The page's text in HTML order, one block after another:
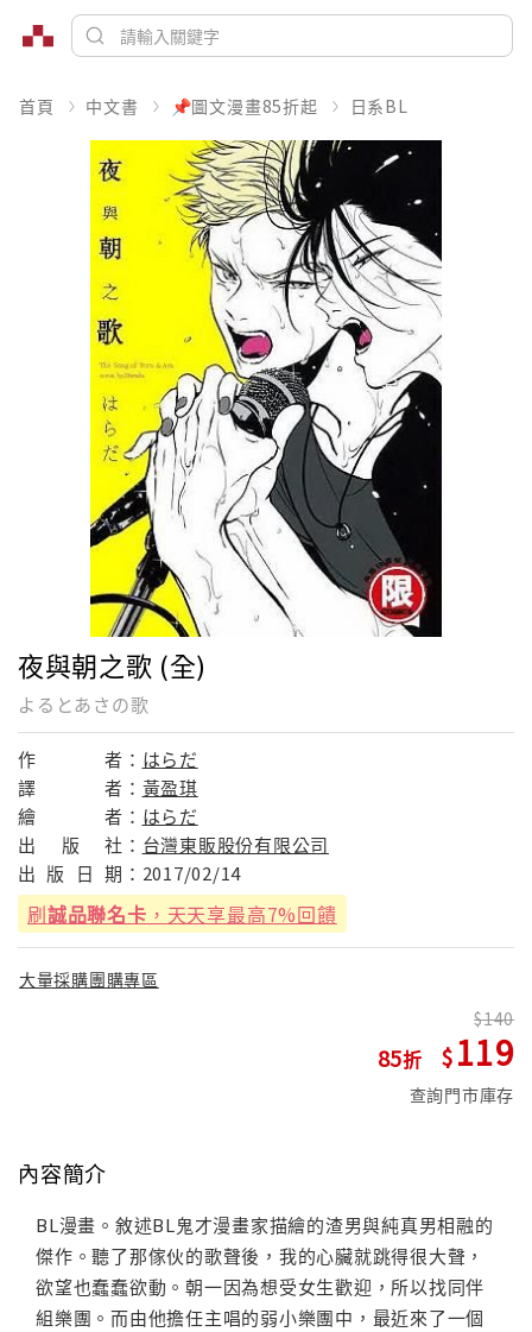
首頁 中文書 📌圖文漫畫85折起 日系BL
夜與朝之歌 (全)
よるとあさの歌
作 者： はらだ
譯
者： 黃盈琪
繪
者： はらだ
出
版 社： 台灣東販股份有限公司
出 版 日 期： 2017/02/14
刷誠品聯名卡 ，天天享最高7%回饋
大量採購團購專區
85
140
119
查詢門市庫存
內容簡介
BL漫畫。敘述BL鬼才漫畫家描繪的渣男與純真男相融的
傑作。聽了那傢伙的歌聲後，我的心臟就跳得很大聲，
欲望也蠢蠢欲動。朝一因為想受女生歡迎，所以找同伴
組樂團。而由他擔任主唱的弱小樂團中，最近來了一個